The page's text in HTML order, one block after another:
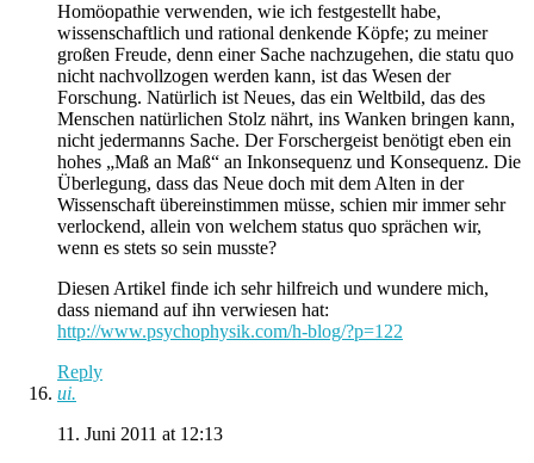
Homöopathie verwenden, wie ich festgestellt habe,
wissenschaftlich und rational denkende Köpfe; zu meiner
großen Freude, denn einer Sache nachzugehen, die statu quo
nicht nachvollzogen werden kann, ist das Wesen der
Forschung. Natürlich ist Neues, das ein Weltbild, das des
Menschen natürlichen Stolz nährt, ins Wanken bringen kann,
nicht jedermanns Sache. Der Forschergeist benötigt eben ein
hohes „Maß an Maß“ an Inkonsequenz und Konsequenz. Die
Überlegung, dass das Neue doch mit dem Alten in der
Wissenschaft übereinstimmen müsse, schien mir immer sehr
verlockend, allein von welchem status quo sprächen wir,
wenn es stets so sein musste?
Diesen Artikel finde ich sehr hilfreich und wundere mich,
dass niemand auf ihn verwiesen hat:
http://www.psychophysik.com/h-blog/?p=122
Reply
ui.
11. Juni 2011 at 12:13